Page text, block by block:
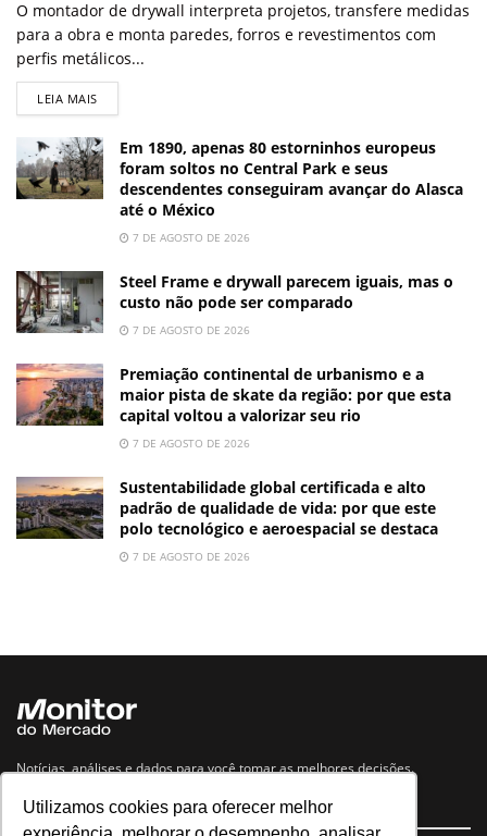
Utilizamos cookies para oferecer melhor
O montador de drywall interpreta projetos, transfere medidas
para a obra e monta paredes, forros e revestimentos com
perfis metálicos...
LEIA MAIS
Em 1890, apenas 80 estorninhos europeus
foram soltos no Central Park e seus
descendentes conseguiram avançar do Alasca
até o México
7 DE AGOSTO DE 2026
Steel Frame e drywall parecem iguais, mas o
custo não pode ser comparado
7 DE AGOSTO DE 2026
Premiação continental de urbanismo e a
maior pista de skate da região: por que esta
capital voltou a valorizar seu rio
7 DE AGOSTO DE 2026
Sustentabilidade global certificada e alto
padrão de qualidade de vida: por que este
polo tecnológico e aeroespacial se destaca
7 DE AGOSTO DE 2026
Notícias, análises e dados para você tomar as melhores decisões.
Navegue no site